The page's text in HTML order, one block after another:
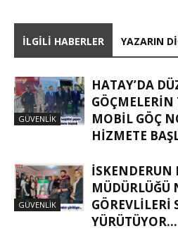
İLGILI HABERLER YAZARIN
GÜVENLIK
HATAY’DA
MOBIL GÖÇ
HIZMETE
GÜVENLIK
İSKENDERUN
MÜDÜRLÜĞÜ
GÖREVLILERI
YÜRÜTÜYOR…